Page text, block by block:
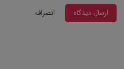
ارسال دیدگاه انصراف